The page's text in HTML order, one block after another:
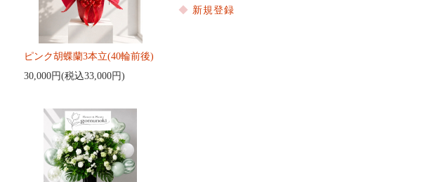
ピンク胡蝶蘭3本立(40輪前後)
30,000円(税込33,000円)
新規登録